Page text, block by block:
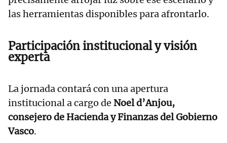
las herramientas disponibles para afrontarlo.
Participación institucional y visión
experta
La jornada contará con una apertura
institucional a cargo de Noel d’Anjou,
consejero de Hacienda y Finanzas del Gobierno
Vasco.